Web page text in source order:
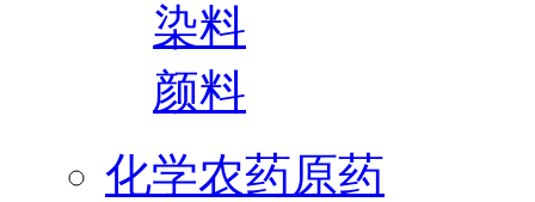
染料
颜料
化学农药原药